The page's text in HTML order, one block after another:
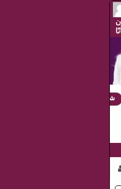
شات دموع العشاق